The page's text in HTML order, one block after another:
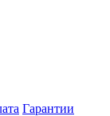
Гарантии